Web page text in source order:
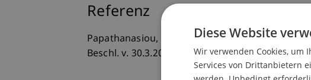
Referenz
Papathanasiou, K. (2022). Keine
Beschl. v. 30.3.2022 - 1 BvR 2821/16
Diese Website
Wir verwenden Cookies, um
Services von Drittanbietern